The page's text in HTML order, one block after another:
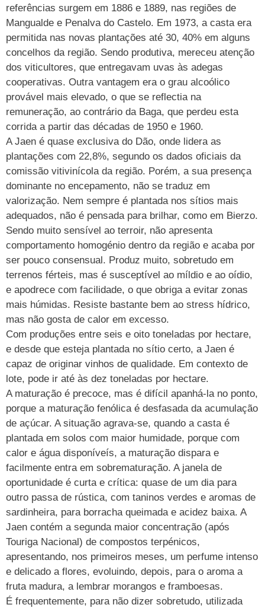
referências surgem em 1886 e 1889, nas regiões de
Mangualde e Penalva do Castelo. Em 1973, a casta era
permitida nas novas plantações até 30, 40% em alguns
concelhos da região. Sendo produtiva, mereceu atenção
dos viticultores, que entregavam uvas às adegas
cooperativas. Outra vantagem era o grau alcoólico
provável mais elevado, o que se reflectia na
remuneração, ao contrário da Baga, que perdeu esta
corrida a partir das décadas de 1950 e 1960.
A Jaen é quase exclusiva do Dão, onde lidera as
plantações com 22,8%, segundo os dados oficiais da
comissão vitivinícola da região. Porém, a sua presença
dominante no encepamento, não se traduz em
valorização. Nem sempre é plantada nos sítios mais
adequados, não é pensada para brilhar, como em Bierzo.
Sendo muito sensível ao terroir, não apresenta
comportamento homogénio dentro da região e acaba por
ser pouco consensual. Produz muito, sobretudo em
terrenos férteis, mas é susceptível ao míldio e ao oídio,
e apodrece com facilidade, o que obriga a evitar zonas
mais húmidas. Resiste bastante bem ao stress hídrico,
mas não gosta de calor em excesso.
Com produções entre seis e oito toneladas por hectare,
e desde que esteja plantada no sítio certo, a Jaen é
capaz de originar vinhos de qualidade. Em contexto de
lote, pode ir até às dez toneladas por hectare.
A maturação é precoce, mas é difícil apanhá-la no ponto,
porque a maturação fenólica é desfasada da acumulação
de açúcar. A situação agrava-se, quando a casta é
plantada em solos com maior humidade, porque com
calor e água disponíveís, a maturação dispara e
facilmente entra em sobrematuração. A janela de
oportunidade é curta e crítica: quase de um dia para
outro passa de rústica, com taninos verdes e aromas de
sardinheira, para borracha queimada e acidez baixa. A
Jaen contém a segunda maior concentração (após
Touriga Nacional) de compostos terpénicos,
apresentando, nos primeiros meses, um perfume intenso
e delicado a flores, evoluindo, depois, para o aroma a
fruta madura, a lembrar morangos e framboesas.
É frequentemente, para não dizer sobretudo, utilizada